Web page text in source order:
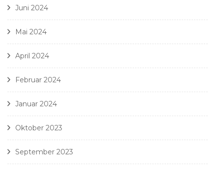
Juni 2024
Mai 2024
April 2024
Februar 2024
Januar 2024
Oktober 2023
September 2023